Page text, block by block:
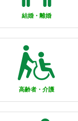
結婚・離婚
高齢者・介護